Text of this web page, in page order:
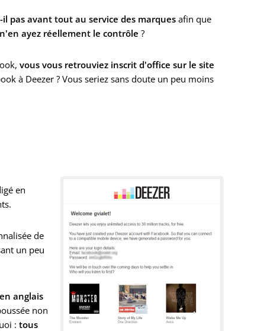
il pas avant tout au service des marques afin que
ayez réellement le contrôle ?
vous vous retrouviez inscrit d'office sur le site
à Deezer ? Vous seriez sans doute un peu moins
en
de
un peu
anglais
non
:tous